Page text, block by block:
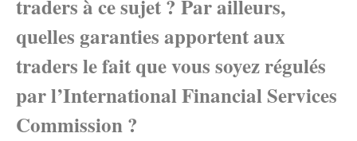
traders à ce sujet ? Par ailleurs,
quelles garanties apportent aux
traders le fait que vous soyez régulés
par l’International Financial Services
Commission ?